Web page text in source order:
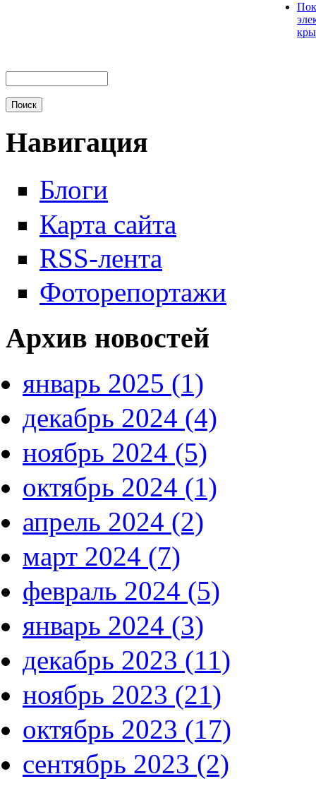
Навигация
Блоги
Карта сайта
RSS-лента
Фоторепортажи
Архив новостей
январь 2025 (1)
декабрь 2024 (4)
ноябрь 2024 (5)
октябрь 2024 (1)
апрель 2024 (2)
март 2024 (7)
февраль 2024 (5)
январь 2024 (3)
декабрь 2023 (11)
ноябрь 2023 (21)
октябрь 2023 (17)
сентябрь 2023 (2)